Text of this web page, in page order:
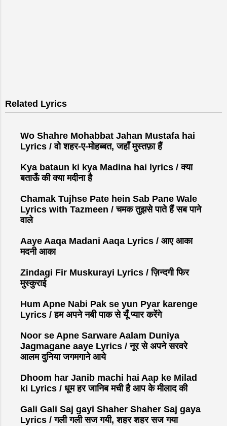
Related Lyrics
Wo Shahre Mohabbat Jahan Mustafa hai
Lyrics / वो शहर-ए-मोहब्बत, जहाँ मुस्तफ़ा हैं
Kya bataun ki kya Madina hai lyrics / क्या
बताऊँ की क्या मदीना है
Chamak Tujhse Pate hein Sab Pane Wale
Lyrics with Tazmeen / चमक तुझसे पाते हैं सब पाने
वाले
Aaye Aaqa Madani Aaqa Lyrics / आए आका
मदनी आका
Zindagi Fir Muskurayi Lyrics / ज़िन्दगी फिर
मुस्कुराई
Hum Apne Nabi Pak se yun Pyar karenge
Lyrics / हम अपने नबी पाक से यूँ प्यार करेंगे
Noor se Apne Sarware Aalam Duniya
Jagmagane aaye Lyrics / नूर से अपने सरवरे
आलम दुनिया जगमगाने आये
Dhoom har Janib machi hai Aap ke Milad
ki Lyrics / धूम हर जानिब मची है आप के मीलाद की
Gali Gali Saj gayi Shaher Shaher Saj gaya
Lyrics / गली गली सज गयी, शहर शहर सज गया